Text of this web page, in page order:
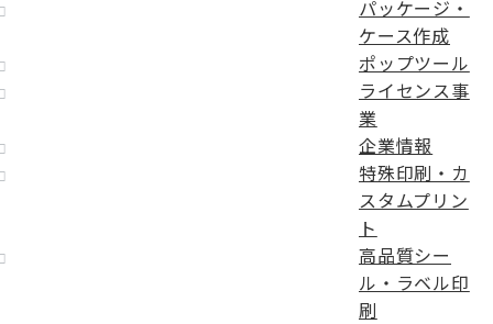
パッケージ・
ケース作成
ポップツール
ライセンス事
業
企業情報
特殊印刷・カ
スタムプリン
ト
高品質シー
ル・ラベル印
刷